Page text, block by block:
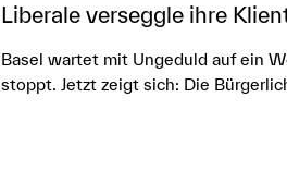
Liberale verseggle ihre
Basel wartet mit Ungeduld auf ein
stoppt. Jetzt zeigt sich: Die